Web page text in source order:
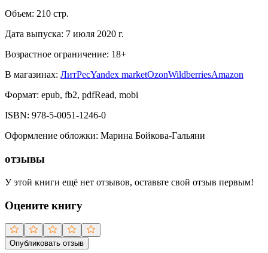
Объем: 210 стр.
Дата выпуска: 7 июля 2020 г.
Возрастное ограничение: 18+
В магазинах: ЛитРесYandex marketOzonWildberriesAmazon
Формат: epub, fb2, pdfRead, mobi
ISBN: 978-5-0051-1246-0
Оформление обложки: Марина Бойкова-Гальяни
отзывы
У этой книги ещё нет отзывов, оставьте свой отзыв первым!
Оцените книгу
Опубликовать отзыв